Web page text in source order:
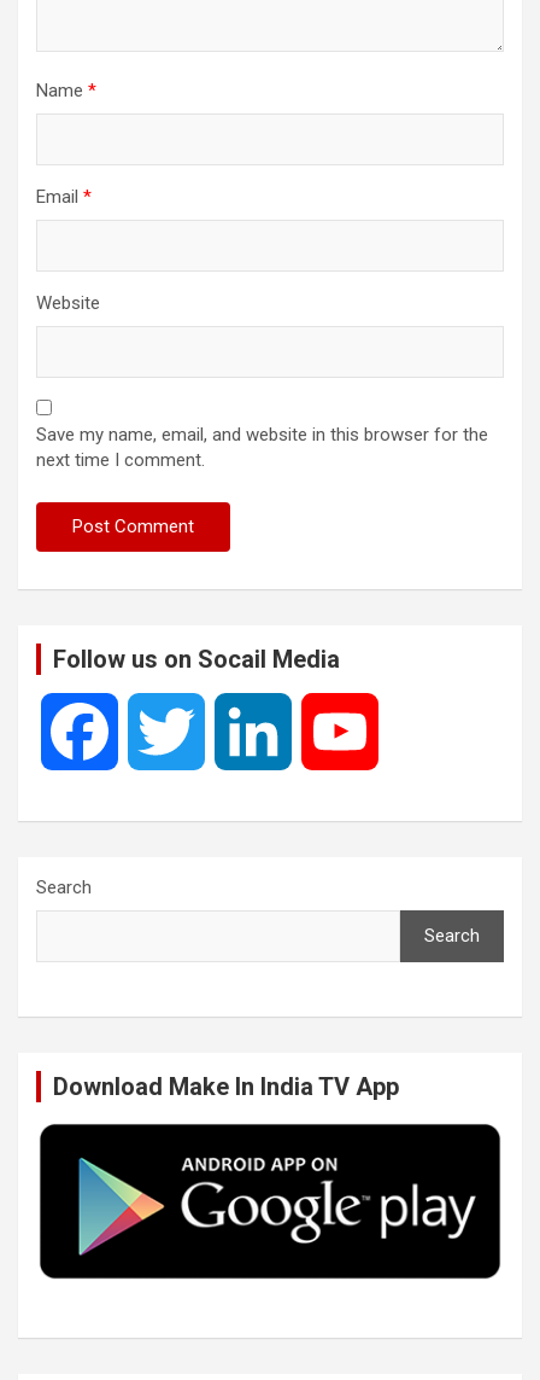
Name *
Email *
Website
Save my name, email, and website in this browser for the
next time I comment.
Follow us on Socail Media
e
o
k
t
r
k
I
n
T
e
Search
Search
Download Make In India TV App